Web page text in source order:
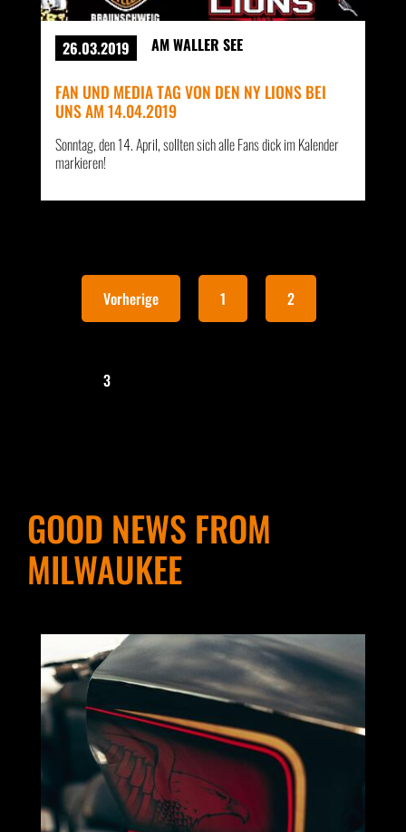
26.03.2019 AM WALLER SEE
FAN UND MEDIA TAG VON DEN NY LIONS BEI
UNS AM 14.04.2019
Sonntag, den 14. April, sollten sich alle Fans dick im Kalender
markieren!
Vorherige 1 2
3
GOOD NEWS FROM
MILWAUKEE